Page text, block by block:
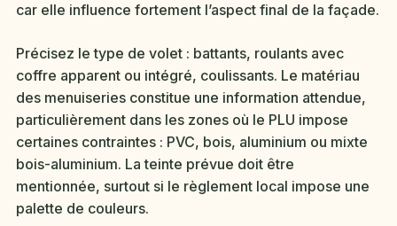
car elle influence fortement l’aspect final de la façade.
Précisez le type de volet : battants, roulants avec
coffre apparent ou intégré, coulissants. Le matériau
des menuiseries constitue une information attendue,
particulièrement dans les zones où le PLU impose
certaines contraintes : PVC, bois, aluminium ou mixte
bois-aluminium. La teinte prévue doit être
mentionnée, surtout si le règlement local impose une
palette de couleurs.